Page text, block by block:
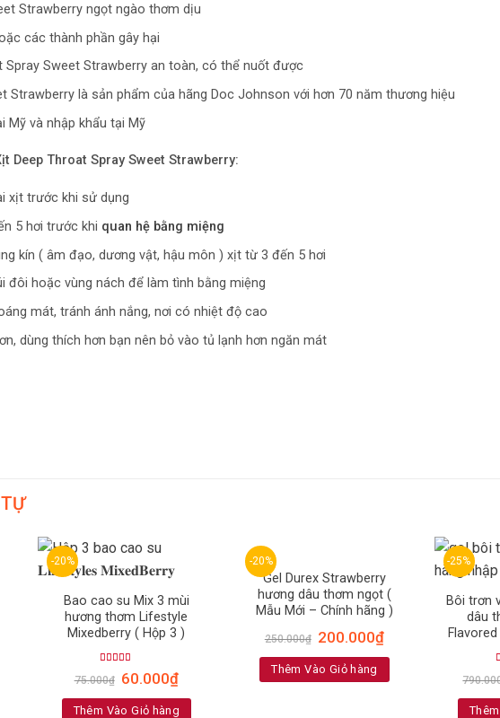
Strawberry ngọt ngào thơm dịu
các thành phần gây hại
Spray Sweet Strawberry an toàn, có thể nuốt được
Strawberry là sản phẩm của hãng Doc Johnson với hơn 70 năm thương hiệu
Mỹ và nhập khẩu tại Mỹ
Deep Throat Spray Sweet Strawberry:
xịt trước khi sử dụng
5 hơi trước khi quan hệ bằng miệng
kín ( âm đạo, dương vật, hậu môn ) xịt từ 3 đến 5 hơi
đôi hoặc vùng nách để làm tình bằng miệng
mát, tránh ánh nắng, nơi có nhiệt độ cao
dùng thích hơn bạn nên bỏ vào tủ lạnh hơn ngăn mát
-20%
Bao cao su Mix 3 mùi
hương thơm Lifestyle
Mixedberry ( Hộp 3 )
Rated4.80
out of 5
75.000₫ 60.000₫
Thêm Vào Giỏ hàng
-20%
Gel Durex Strawberry
hương dâu thơm ngọt (
Mẫu Mới – Chính hãng )
250.000₫ 200.000₫
Thêm Vào Giỏ hàng
-25%
Bôi trơn
dâu